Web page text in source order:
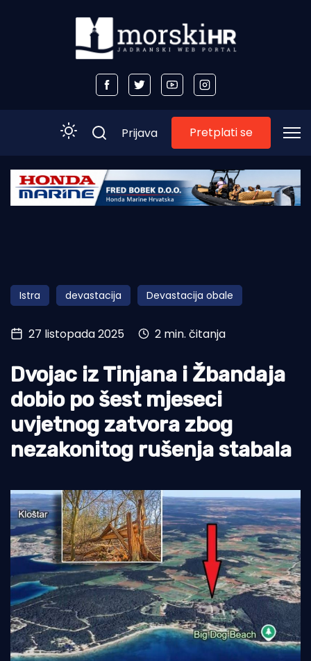
Početna
Obala
Otoci
Turizam i nautika
Pomorstvo
Ribolov
Ekologija
Tradicija i kultura
Prijava Pretplati se
Istra devastacija Devastacija obale
27 listopada 2025 2 min. čitanja
Dvojac iz Tinjana i Žbandaja
dobio po šest mjeseci
uvjetnog zatvora zbog
nezakonitog rušenja stabala